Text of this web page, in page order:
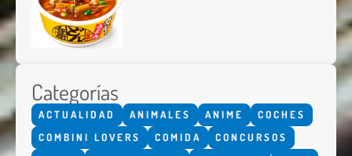
Categorías
ACTUALIDAD ANIMALES ANIME
COCHES
COMBINI LOVERS
COMIDA
CONCURSOS